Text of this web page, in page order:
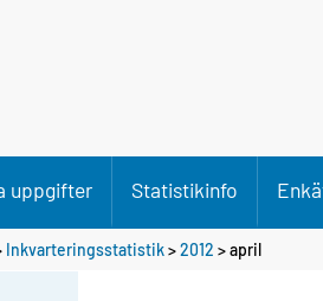
uppgifter Statistikinfo
Inkvarteringsstatistik>2012 >april